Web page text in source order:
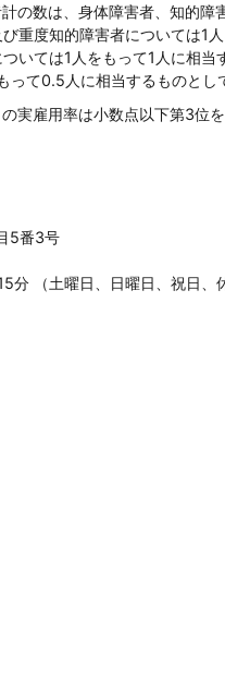
の数は、身体障害者、知的障
重度知的障害者については1
いては1人をもって1人に相
って0.5人に相当するものとし
実雇用率は小数点以下第3位を
5番3号
分
（土曜日、日曜日、祝日、